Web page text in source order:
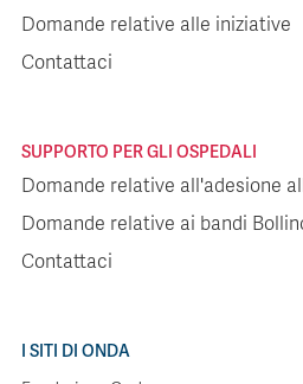
Domande relative alle iniziative
Contattaci
SUPPORTO PER GLI OSPEDALI
Domande relative all'adesione
Domande relative ai bandi
Contattaci
I SITI DI ONDA